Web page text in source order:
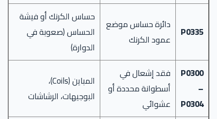
P0335
دائرة حساس موضع
عمود الكرنك
حساس الكرنك أو فيشة
الحساس (صعوبة في
الدوارة)
P0300
–
P0304
فقد إشعال في
أسطوانة محددة أو
عشوائي
المباين (Coils)،
البوجيهات، الرشاشات